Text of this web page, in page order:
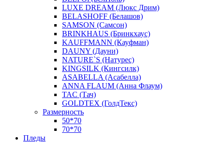
LUXE DREAM (Люкс Дрим)
BELASHOFF (Белашов)
SAMSON (Самсон)
BRINKHAUS (Бринкхаус)
KAUFFMANN (Кауфман)
DAUNY (Дауни)
NATURE`S (Натурес)
KINGSILK (Кингсилк)
ASABELLA (Асабелла)
ANNA FLAUM (Анна Флаум)
TAC (Тач)
GOLDTEX (ГолдТекс)
Размерность
50*70
70*70
Пледы